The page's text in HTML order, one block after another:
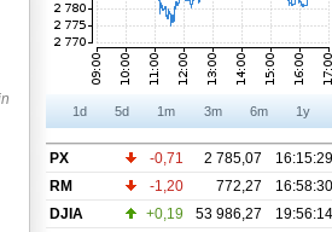
1d 5d 1m 3m 6m 1y
PX -0,71 2 785,07
16:15:29
RM
-1,20 772,27
16:58:30
DJIA
+0,19 53 986,27
19:56:14